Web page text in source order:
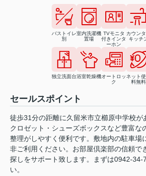
バストイレ
別
室内洗濯機
置場
TVモニタ
付きインタ
ーホン
カウン
キッチ
独立洗面台浴室乾燥機オートロッ
ク
ネット使
料無料
セールスポイント
徒歩31分の距離に久留米市立櫛原中学校が
クロゼット・シューズボックスなど豊富な
整理がしやすく便利です。敷地内の駐車場
非ご利用ください。お部屋倶楽部の信頼で
探しをサポート致します。まずは0942-34-
い。